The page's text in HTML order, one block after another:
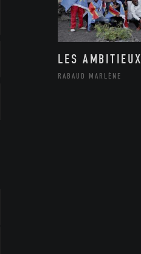
LES AMBITIEUX
RABAUD MARLÈNE